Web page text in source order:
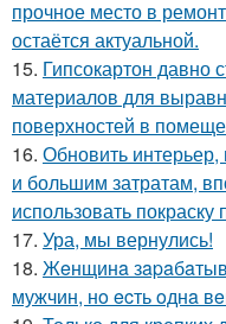
прочное место в
остаётся актуальной.
15. Гипсокартон давно
материалов для
поверхностей в
16. Обновить
и большим затратам,
использовать покраску
17. Ура, мы вернулись!
18. Жeнщинa
мужчин, нo ecть oднa